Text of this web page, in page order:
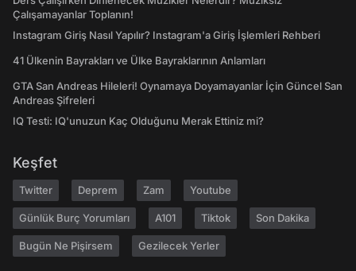
Çalışamayanlar Toplanın!
Instagram Giriş Nasıl Yapılır? Instagram'a Giriş İşlemleri Rehberi
41 Ülkenin Bayrakları ve Ülke Bayraklarının Anlamları
GTA San Andreas Hileleri! Oynamaya Doyamayanlar İçin Güncel San
Andreas Şifreleri
IQ Testi: IQ'unuzun Kaç Olduğunu Merak Ettiniz mi?
Keşfet
Twitter Deprem Zam Youtube
Günlük Burç Yorumları A101 Tiktok Son Dakika
Bugün Ne Pişirsem Gezilecek Yerler